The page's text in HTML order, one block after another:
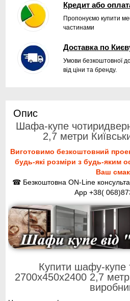
Кредит або
Пропонуємо купити
частинами
Доставка по
Умови безкоштовної
від ціни та бренду.
Опис
Шафа-купе
2,7 метри
Виготовимо безкоштовний
будь-які розміри з будь-яким
Ваш
☎ Безкоштовна ON-Line
App +38(
Купити шафу-купе
2700x450x2400 2,7